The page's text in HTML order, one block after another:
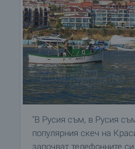
"В Русия съм, в Русия
популярния скеч на
започват телефонните